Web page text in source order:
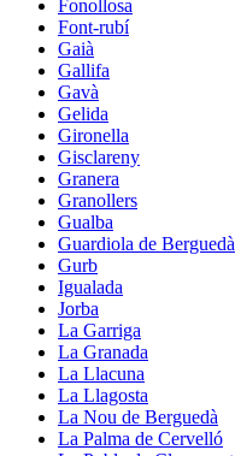
Fonollosa
Font-rubí
Gaià
Gallifa
Gavà
Gelida
Gironella
Gisclareny
Granera
Granollers
Gualba
Guardiola de Berguedà
Gurb
Igualada
Jorba
La Garriga
La Granada
La Llacuna
La Llagosta
La Nou de Berguedà
La Palma de Cervelló